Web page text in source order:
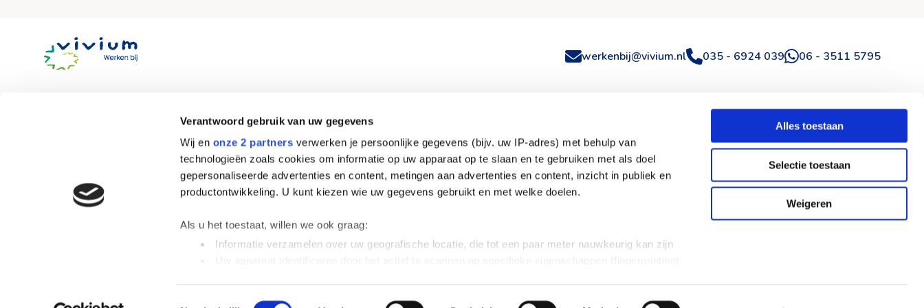
Verantwoord gebruik van uw gegevens
Wij en onze 2 partners verwerken je persoonlijke gegevens (bijv. uw IP-adres) met behulp van
technologieën zoals cookies om informatie op uw apparaat op te slaan en te gebruiken met als doel
gepersonaliseerde advertenties en content, metingen aan advertenties en content, inzicht in publiek en
productontwikkeling. U kunt kiezen wie uw gegevens gebruikt en met welke doelen.
Als u het toestaat, willen we ook graag:
Informatie verzamelen over uw geografische locatie, die tot een paar meter nauwkeurig kan zijn
Toestemmingsselectie
Alles toestaan
Selectie toestaan
Weigeren
footer
werkenbij@vivium.nl 035 - 6924 039 06 - 3511 5795
Alle vacatures
Over Vivium
Contact
Veelgestelde vragen
Over ons
Overig
Inloggen
Cookies